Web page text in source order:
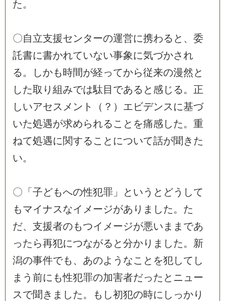
た。
〇自立支援センターの運営に携わる と 、 委
託書に書かれていない事象 に気づかさ れ
る。 しかも時間が経ってから従来の漫然と
した取 り 組みでは駄 目 である と 感 じ る。 正
しいアセ ス メ ン ト （ ？ ） エビデンス に基づ
いた処遇が求められるこ と を痛感 した。 重
ねて処遇に関するこ と について話が聞 き た
い。
〇 「 子どもへの性犯罪 」 と いう と どう して
もマイナスなイ メ ージがあ り ま した。 た
だ、 支援者のもつイ メ ージが悪い ま ま であ
った ら再犯につながる と分かり ま した。 新
潟の事件でも 、 あのよ う なこ と を犯して し
ま う 前に も性犯罪の加害者だった と ニ ュ ー
スで聞 き ま した。 も し初犯の時に し っかり